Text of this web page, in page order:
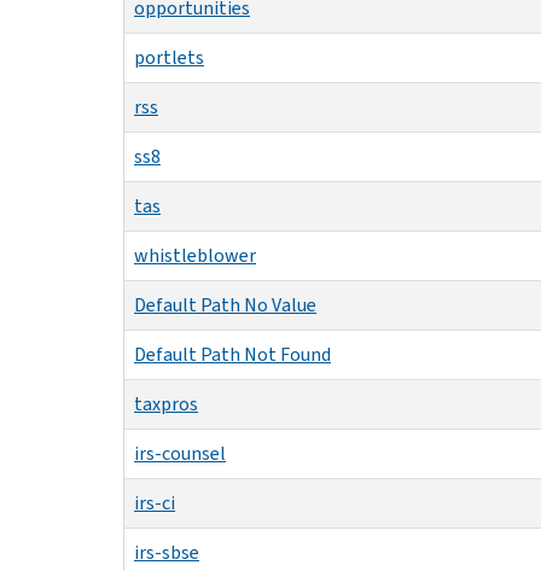
opportunities
portlets
rss
ss8
tas
whistleblower
Default Path No Value
Default Path Not Found
taxpros
irs-counsel
irs-ci
irs-sbse